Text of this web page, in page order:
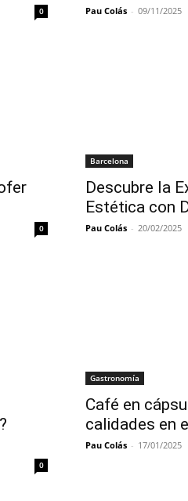
0 Pau Colás - 09/11/2025
0
Barcelona
Descubre la
Estética con
Pau Colás - 20/02/2025
0
Gastronomía
Café en
calidades en
Pau Colás - 17/01/2025